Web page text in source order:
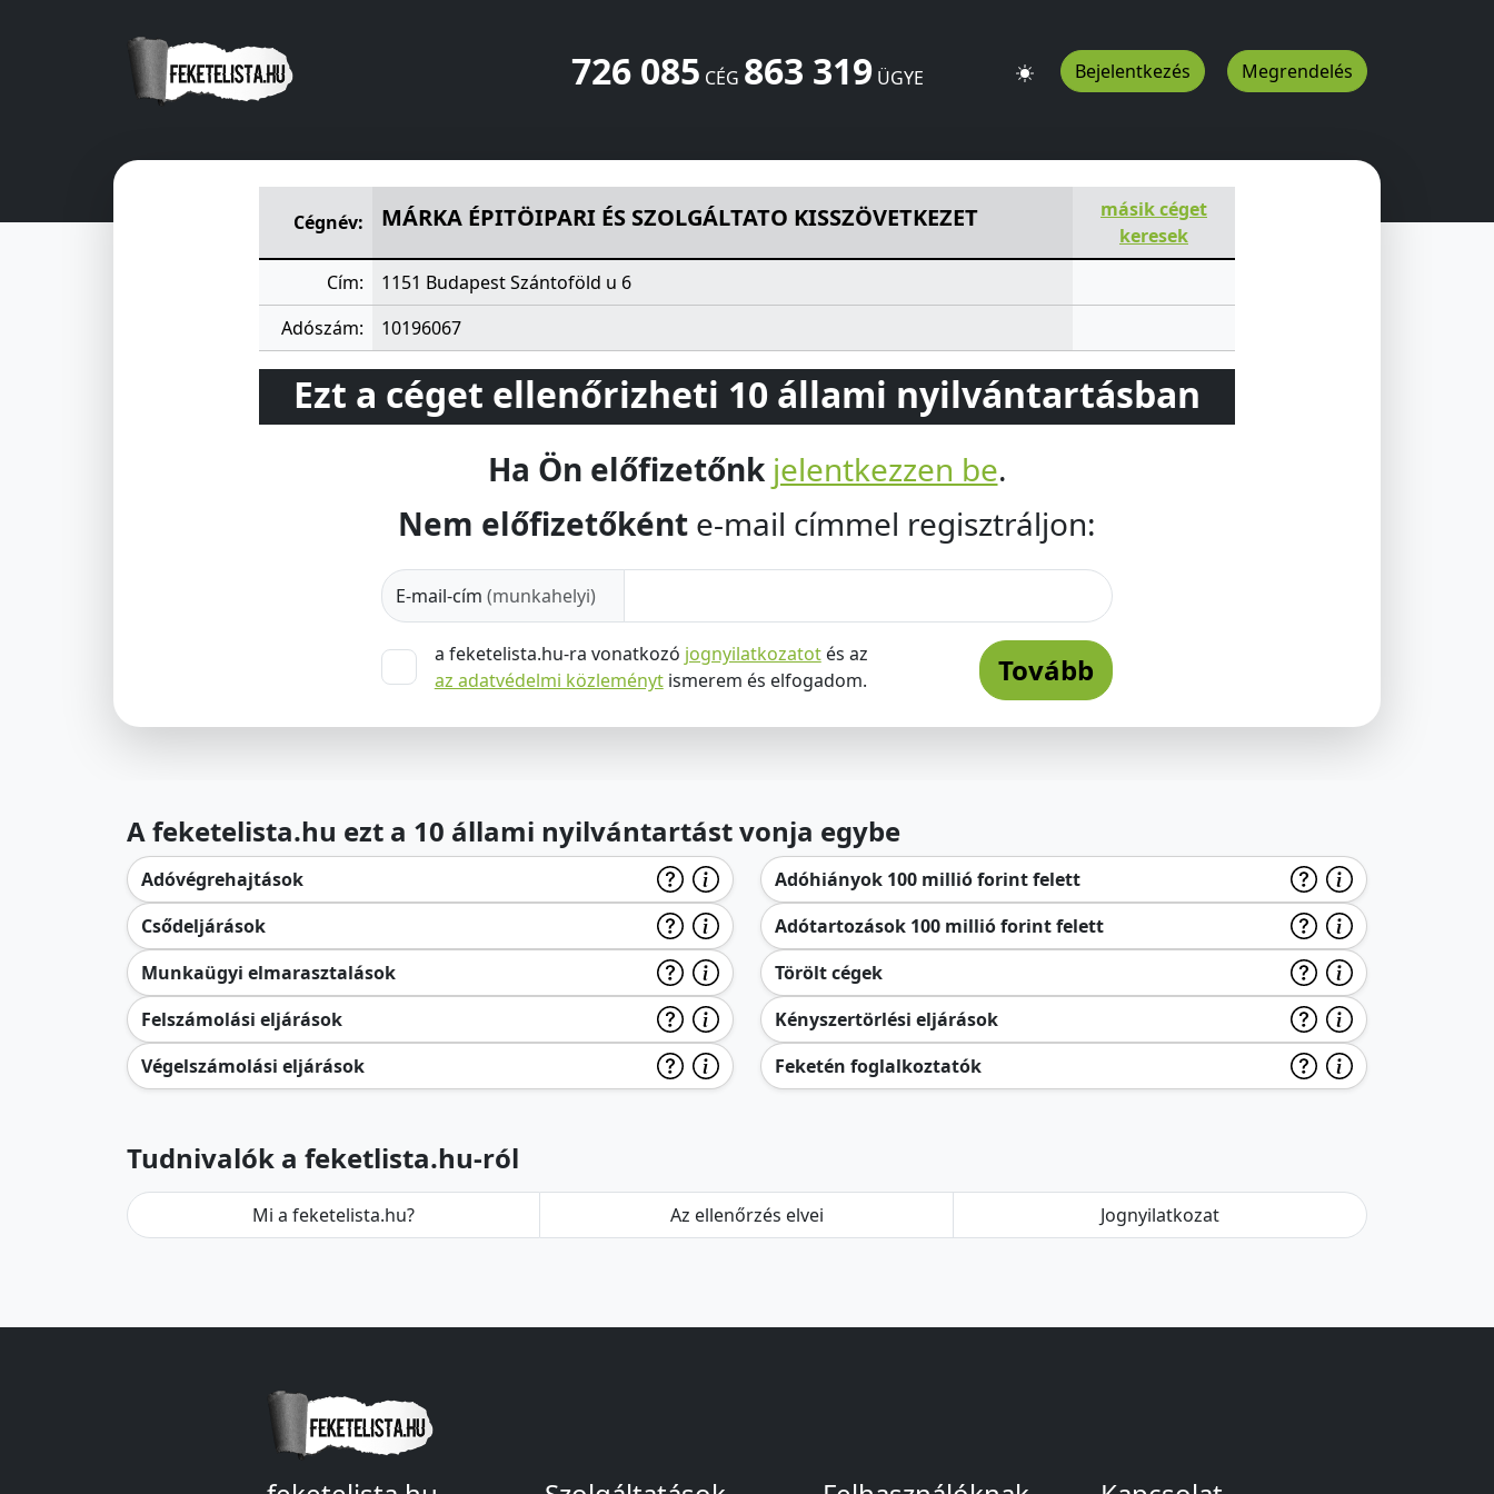
726 085 CÉG 863 319ÜGYE Bejelentkezés Megrendelés
Cégnév:
MÁRKA ÉPITÖIPARI ÉS SZOLGÁLTATO KISSZÖVETKEZET
másik céget
keresek
Cím:
1151 Budapest Szántoföld u 6
Adószám:
10196067
Ezt a céget ellenőrizheti 10 állami nyilvántartásban
Ha Ön előfizetőnk jelentkezzen be.
Nem előfizetőként e-mail címmel regisztráljon:
E-mail-cím (munkahelyi)
a feketelista.hu-ra vonatkozó jognyilatkozatotés az
az adatvédelmi közleménytismerem és elfogadom. Tovább
A feketelista.hu ezt a 10 állami nyilvántartást vonja egybe
Adóvégrehajtások
Csődeljárások
Munkaügyi elmarasztalások
Felszámolási eljárások
Végelszámolási eljárások
Adóhiányok 100 millió forint felett
Adótartozások 100 millió forint felett
Törölt cégek
Kényszertörlési eljárások
Feketén foglalkoztatók
Tudnivalók a feketlista.hu-ról
Mi a feketelista.hu? Az ellenőrzés elvei Jognyilatkozat